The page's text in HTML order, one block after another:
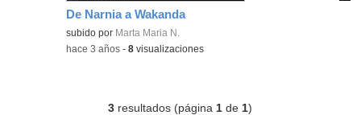
De Narnia a Wakanda
Contenido educativo.
subido por Marta Maria N.
-hace 3 años -8 visualizaciones
3 resultados (página 1 de 1)